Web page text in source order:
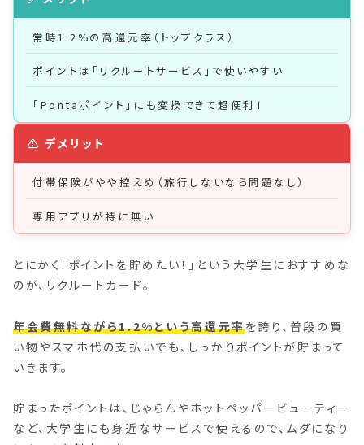
常時1.2%の高還元率（トップクラス）
ポイントは「リクルートサービス」で使いやすい
「Pontaポイント」にも変換できて超便利！
付帯保険がやや控えめ（旅行しないなら問題なし）
専用アプリが特に無い
とにかく「ポイントを貯めたい！」という大学生におすすめな
のが、リクルートカード。
年会費無料ながら1.2%という高還元率を誇り、普段の買
い物やスマホ代の支払いでも、しっかりポイントが貯まって
いきます。
貯まったポイントは、じゃらんやホットペッパービューティー
など、大学生にも身近なサービスで使えるので、ムダになり